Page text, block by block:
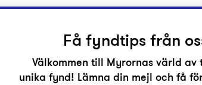
Få fyndtips från
Välkommen till Myrornas värld av
unika fynd! Lämna din mejl och få